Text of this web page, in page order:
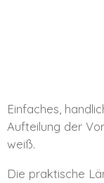
Einfaches,
Aufteilung der
weiß.
Die praktische